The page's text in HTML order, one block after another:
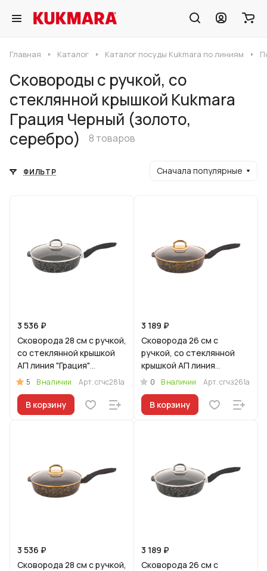
Главная Каталог Каталог посуды Kukmara по линиям
Сковороды с ручкой, со
стеклянной крышкой Kukmara
Грация Черный (золото,
серебро)
8 товаров
ФИЛЬТР Сначала популярные
3 536 ₽
Сковорода 28 см с ручкой,
со стеклянной крышкой
АП линия "Грация"
(черный/серебро)
5 В наличии Арт.сгчс281а
В корзину
3 189 ₽
Сковорода 26 см с
ручкой, со стеклянной
крышкой АП линия
"Грация" (черный/золото)
0 В наличии Арт.сгчз261а
В корзину
3 536 ₽
Сковорода 28 см с ручкой,
3 189 ₽
Сковорода 26 см с